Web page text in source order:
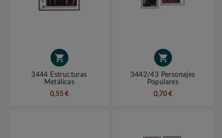

3444 Estructuras
Metálicas
0,55 €

3442/43 Personajes
Populares
0,70 €